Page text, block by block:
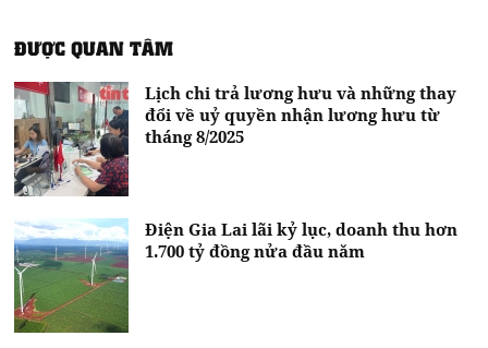
ĐƯỢC QUAN TÂM
Lịch chi trả lương hưu và những thay
đổi về uỷ quyền nhận lương hưu từ
tháng 8/2025
Điện Gia Lai lãi kỷ lục, doanh thu hơn
1.700 tỷ đồng nửa đầu năm